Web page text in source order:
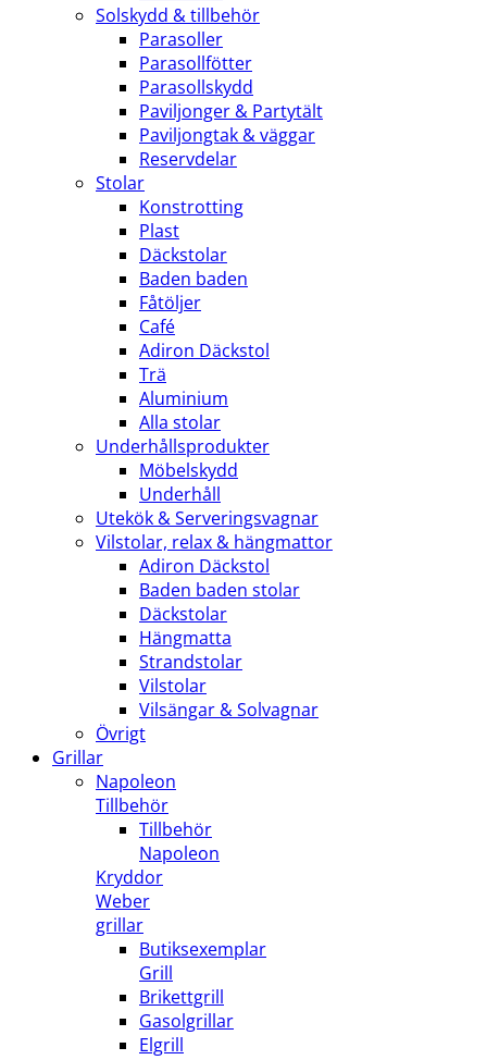
Solskydd & tillbehör
Parasoller
Parasollfötter
Parasollskydd
Paviljonger & Partytält
Paviljongtak & väggar
Reservdelar
Stolar
Konstrotting
Plast
Däckstolar
Baden baden
Fåtöljer
Café
Adiron Däckstol
Trä
Aluminium
Alla stolar
Underhållsprodukter
Möbelskydd
Underhåll
Utekök & Serveringsvagnar
Vilstolar, relax & hängmattor
Adiron Däckstol
Baden baden stolar
Däckstolar
Hängmatta
Strandstolar
Vilstolar
Vilsängar & Solvagnar
Övrigt
Grillar
Napoleon
Tillbehör
Tillbehör
Napoleon
Kryddor
Weber
grillar
Butiksexemplar
Grill
Brikettgrill
Gasolgrillar
Elgrill